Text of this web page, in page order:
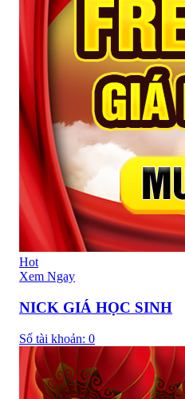
Hot
Xem Ngay
NICK GIÁ HỌC SINH
Số tài khoản: 0